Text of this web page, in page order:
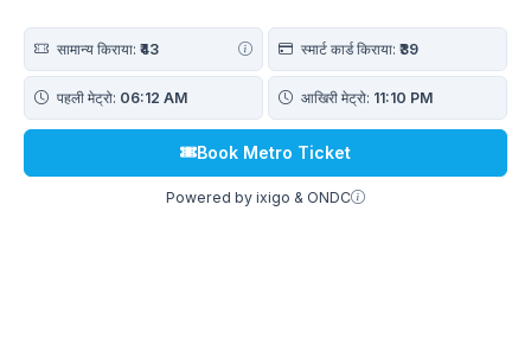
सामान्य किराया: ₹43 स्मार्ट कार्ड किराया: ₹39
पहली मेट्रो: 06:12 AM आखिरी मेट्रो: 11:10 PM
Book Metro Ticket
Powered by ixigo & ONDC